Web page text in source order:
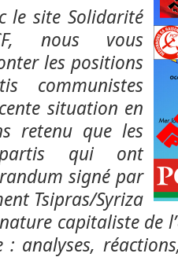
le site Solidarité
nous vous
les positions
communistes
situation en
retenu que les
partis qui ont
signé par
Tsipras/Syriza
capitaliste de
analyses,